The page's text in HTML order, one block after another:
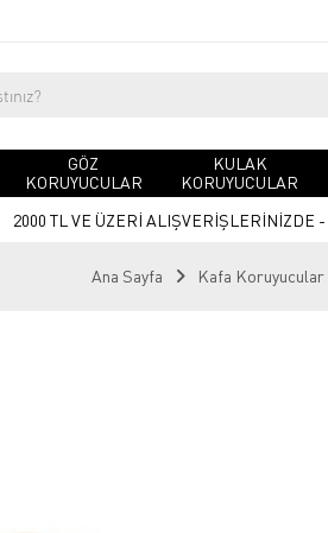
GÖZ
KORUYUCULAR
KULAK
KORUYUCULAR
2000 TL VE ÜZERİ ALIŞVERİŞLERİNİZDE -
Ana Sayfa Kafa Koruyucular